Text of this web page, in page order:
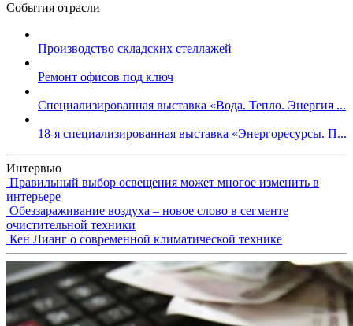
События отрасли
Производство складских стеллажей
Ремонт офисов под ключ
Специализированная выставка «Вода. Тепло. Энергия ...
18-я специализированная выставка «Энергоресурсы. П...
Интервью
Правильный выбор освещения может многое изменить в
интерьере
Обеззараживание воздуха – новое слово в сегменте
очистительной техники
Кен Лианг о современной климатической технике